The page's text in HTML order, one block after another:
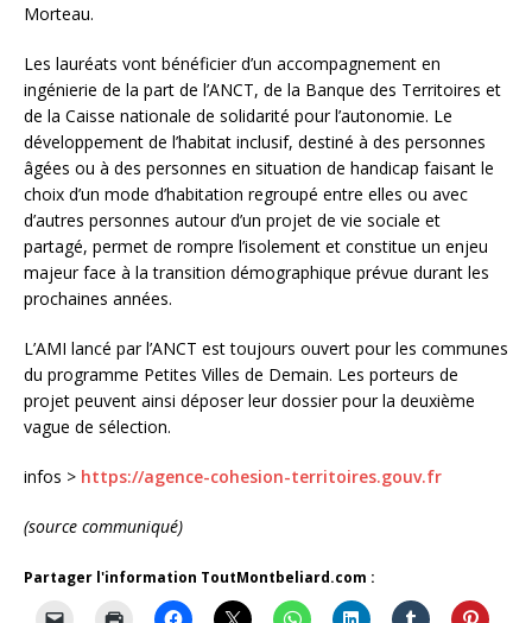
Morteau.
Les lauréats vont bénéficier d’un accompagnement en
ingénierie de la part de l’ANCT, de la Banque des Territoires et
de la Caisse nationale de solidarité pour l’autonomie. Le
développement de l’habitat inclusif, destiné à des personnes
âgées ou à des personnes en situation de handicap faisant le
choix d’un mode d’habitation regroupé entre elles ou avec
d’autres personnes autour d’un projet de vie sociale et
partagé, permet de rompre l’isolement et constitue un enjeu
majeur face à la transition démographique prévue durant les
prochaines années.
L’AMI lancé par l’ANCT est toujours ouvert pour les communes
du programme Petites Villes de Demain. Les porteurs de
projet peuvent ainsi déposer leur dossier pour la deuxième
vague de sélection.
infos > https://agence-cohesion-territoires.gouv.fr
(source communiqué)
Partager l'information ToutMontbeliard.com :